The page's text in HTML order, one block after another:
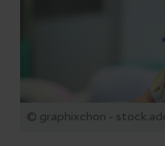
© graphixchon -